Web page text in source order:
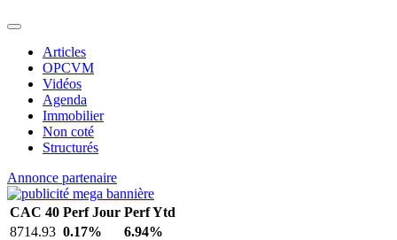
Articles
OPCVM
Vidéos
Agenda
Immobilier
Non coté
Structurés
Annonce partenaire
CAC 40 Perf Jour Perf Ytd
8714.93 0.17% 6.94%